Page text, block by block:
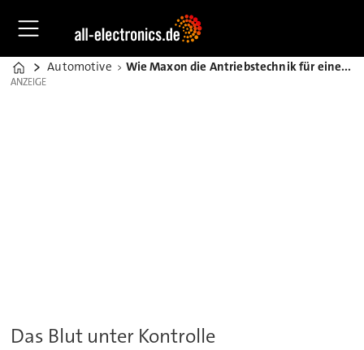
Home
Automotive Wie Maxon die Antriebstechnik für eine Insulinpumpe entwickelte
ANZEIGE
ANZEIGE
Das Blut unter Kontrolle